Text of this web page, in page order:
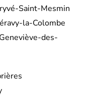
Saint-Mesmin
la-Colombe
des-